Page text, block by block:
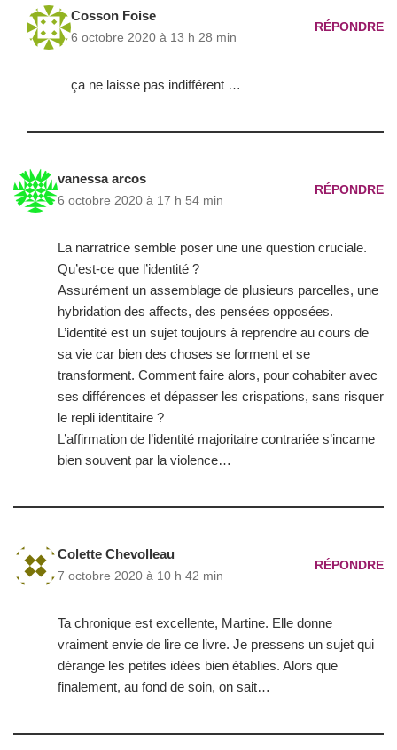
Cosson Foise
6 octobre 2020 à 13 h 28 min
RÉPONDRE
ça ne laisse pas indifférent …
vanessa arcos
6 octobre 2020 à 17 h 54 min
RÉPONDRE
La narratrice semble poser une une question cruciale.
Qu’est-ce que l’identité ?
Assurément un assemblage de plusieurs parcelles, une
hybridation des affects, des pensées opposées.
L’identité est un sujet toujours à reprendre au cours de
sa vie car bien des choses se forment et se
transforment. Comment faire alors, pour cohabiter avec
ses différences et dépasser les crispations, sans risquer
le repli identitaire ?
L’affirmation de l’identité majoritaire contrariée s’incarne
bien souvent par la violence…
Colette Chevolleau
7 octobre 2020 à 10 h 42 min
RÉPONDRE
Ta chronique est excellente, Martine. Elle donne
vraiment envie de lire ce livre. Je pressens un sujet qui
dérange les petites idées bien établies. Alors que
finalement, au fond de soin, on sait…